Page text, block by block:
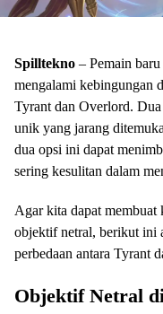
Spilltekno – Pemain
mengalami kebingungan
Tyrant dan Overlord.
unik yang jarang
dua opsi ini dapat
sering kesulitan dalam
Agar kita dapat membuat
objektif netral, berikut ini
perbedaan antara Tyrant
Objektif Netral